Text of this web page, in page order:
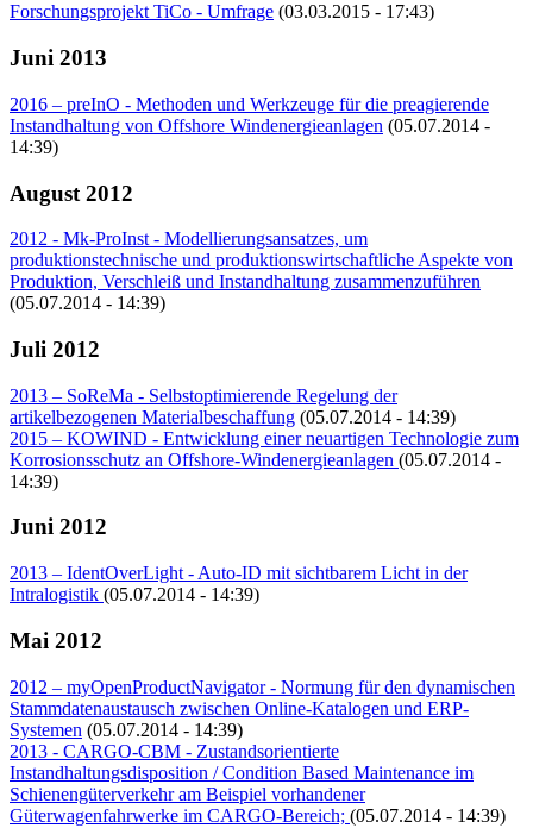
Forschungsprojekt TiCo - Umfrage (03.03.2015 - 17:43)
Juni 2013
2016 – preInO - Methoden und Werkzeuge für die preagierende
Instandhaltung von Offshore Windenergieanlagen (05.07.2014 -
14:39)
August 2012
2012 - Mk-ProInst - Modellierungsansatzes, um
produktionstechnische und produktionswirtschaftliche Aspekte von
Produktion, Verschleiß und Instandhaltung zusammenzuführen
(05.07.2014 - 14:39)
Juli 2012
2013 – SoReMa - Selbstoptimierende Regelung der
artikelbezogenen Materialbeschaffung (05.07.2014 - 14:39)
2015 – KOWIND - Entwicklung einer neuartigen Technologie zum
Korrosionsschutz an Offshore-Windenergieanlagen (05.07.2014 -
14:39)
Juni 2012
2013 – IdentOverLight - Auto-ID mit sichtbarem Licht in der
Intralogistik (05.07.2014 - 14:39)
Mai 2012
2012 – myOpenProductNavigator - Normung für den dynamischen
Stammdatenaustausch zwischen Online-Katalogen und ERP-
Systemen (05.07.2014 - 14:39)
2013 - CARGO-CBM - Zustandsorientierte
Instandhaltungsdisposition / Condition Based Maintenance im
Schienengüterverkehr am Beispiel vorhandener
Güterwagenfahrwerke im CARGO-Bereich; (05.07.2014 - 14:39)